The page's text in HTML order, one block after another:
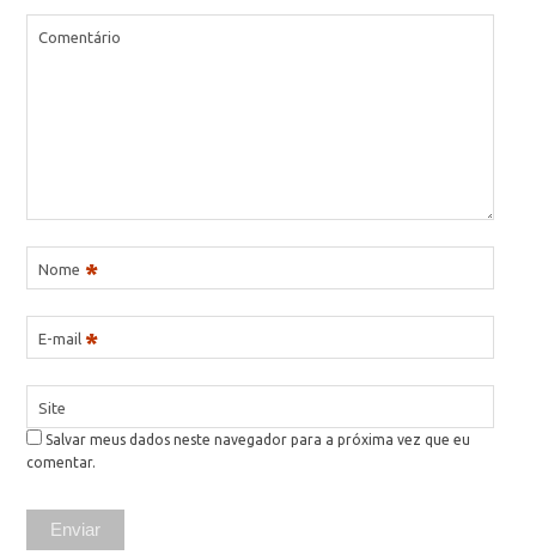
Comentário
Nome *
E-mail *
Site
Salvar meus dados neste navegador para a próxima vez que eu
comentar.